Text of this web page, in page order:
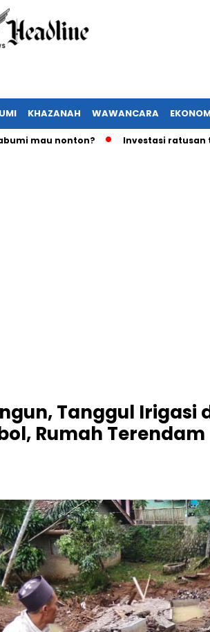
KHAZANAH WAWANCARA
nonton? Investasi ratusan triliun
Tanggul Irigasi
Rumah Terendam